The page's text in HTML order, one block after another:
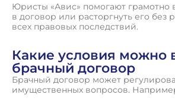
Юристы «Авис» помогают грамотно
в договор или расторгнуть его без
всех правовых последствий.
Какие условия можно
брачный договор
Брачный договор может
имущественных вопросов.